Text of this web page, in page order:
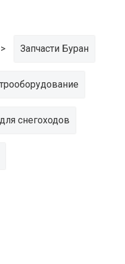
Запчасти Буран
снегоходов